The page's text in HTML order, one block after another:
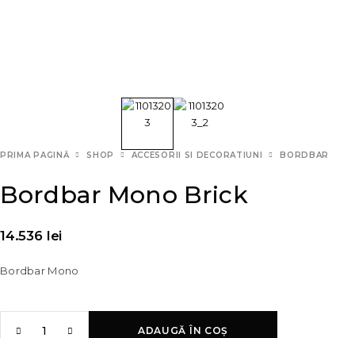
PRIMA PAGINĂ SHOP ACCESORII SI DECORATIUNI BORDBAR
Bordbar Mono Brick
14.536 lei
Bordbar Mono
ADAUGĂ ÎN COȘ